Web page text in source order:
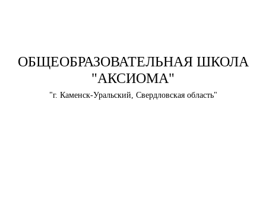
ОБЩЕОБРАЗОВАТЕЛЬНАЯ ШКОЛА
"АКСИОМА"
"г. Каменск-Уральский, Свердловская область"